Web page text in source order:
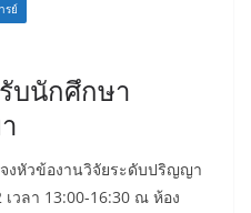
รย์
บนักศึกษา
งหัวข้องานวิจัยระดับปริญญา
วลา 13:00-16:30 ณ ห้อง